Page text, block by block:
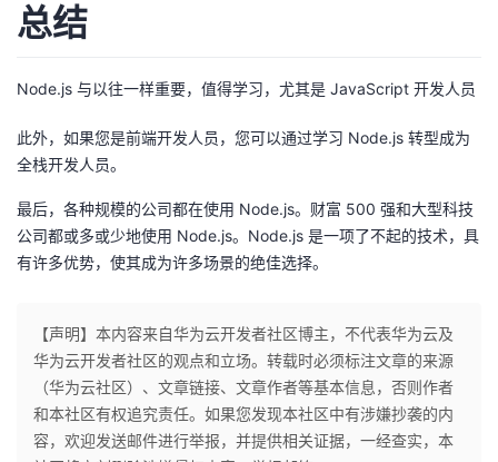
总结
Node.js 与以往一样重要，值得学习，尤其是 JavaScript 开发人员
此外，如果您是前端开发人员，您可以通过学习 Node.js 转型成为
全栈开发人员。
最后，各种规模的公司都在使用 Node.js。财富 500 强和大型科技
公司都或多或少地使用 Node.js。Node.js 是一项了不起的技术，具
有许多优势，使其成为许多场景的绝佳选择。
【声明】本内容来自华为云开发者社区博主，不代表华为云及
华为云开发者社区的观点和立场。转载时必须标注文章的来源
（华为云社区）、文章链接、文章作者等基本信息，否则作者
和本社区有权追究责任。如果您发现本社区中有涉嫌抄袭的内
容，欢迎发送邮件进行举报，并提供相关证据，一经查实，本